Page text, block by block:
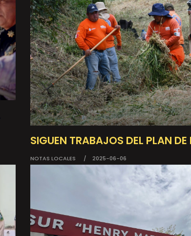
SIGUEN TRABAJOS DEL PLAN
NOTAS LOCALES 2025-06-06